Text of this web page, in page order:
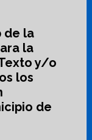
de la
la
y/o
los
de